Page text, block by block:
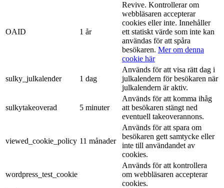
OAID 1 år
Revive. Kontrollerar om
webbläsaren accepterar
cookies eller inte. Innehåller
ett statiskt värde som inte kan
användas för att spåra
besökaren. Mer om denna
cookie här
sulky_julkalender 1 dag
Används för att visa rätt dag i
julkalendern för besökaren när
julkalendern är aktiv.
sulkytakeoverad 5 minuter
Används för att komma ihåg
att besökaren stängt ned
eventuell takeoverannons.
viewed_cookie_policy 11 månader
Används för att spara om
besökaren gett samtycke eller
inte till användandet av
cookies.
wordpress_test_cookie
Används för att kontrollera
om webbläsaren accepterar
cookies.